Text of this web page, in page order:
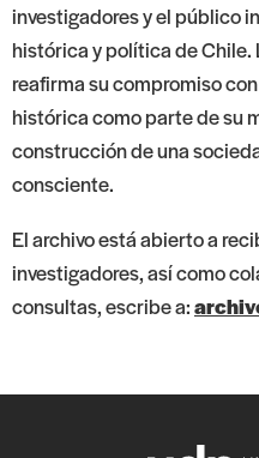
investigadores y el público
histórica y política de Chile.
reafirma su compromiso
histórica como parte de su
construcción de una
consciente.
El archivo está abierto a
investigadores, así como
consultas, escribe a: